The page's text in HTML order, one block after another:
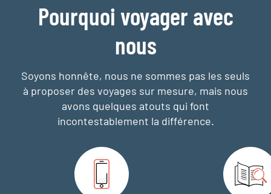
Pourquoi voyager avec
nous
Soyons honnête, nous ne sommes pas les seuls
à proposer des voyages sur mesure, mais nous
avons quelques atouts qui font
incontestablement la différence.